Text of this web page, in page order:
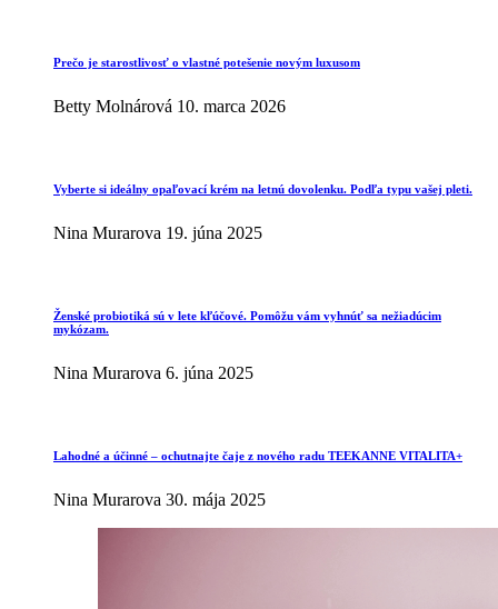
Prečo je starostlivosť o vlastné potešenie novým luxusom
Betty Molnárová 10. marca 2026
Vyberte si ideálny opaľovací krém na letnú dovolenku. Podľa typu vašej pleti.
Nina Murarova 19. júna 2025
Ženské probiotiká sú v lete kľúčové. Pomôžu vám vyhnúť sa nežiadúcim
mykózam.
Nina Murarova 6. júna 2025
Lahodné a účinné – ochutnajte čaje z nového radu TEEKANNE VITALITA+
Nina Murarova 30. mája 2025